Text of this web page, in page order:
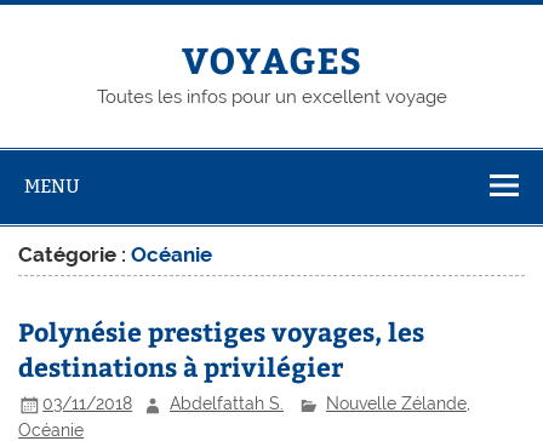
Skip
VOYAGES
Toutes les infos pour un excellent voyage
MENU
Catégorie :Océanie
Polynésie prestiges voyages, les
destinations à privilégier
03/11/2018 Abdelfattah S. Nouvelle Zélande,
Océanie